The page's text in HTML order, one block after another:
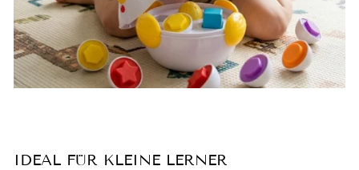
IDEAL FÜR KLEINE LERNER